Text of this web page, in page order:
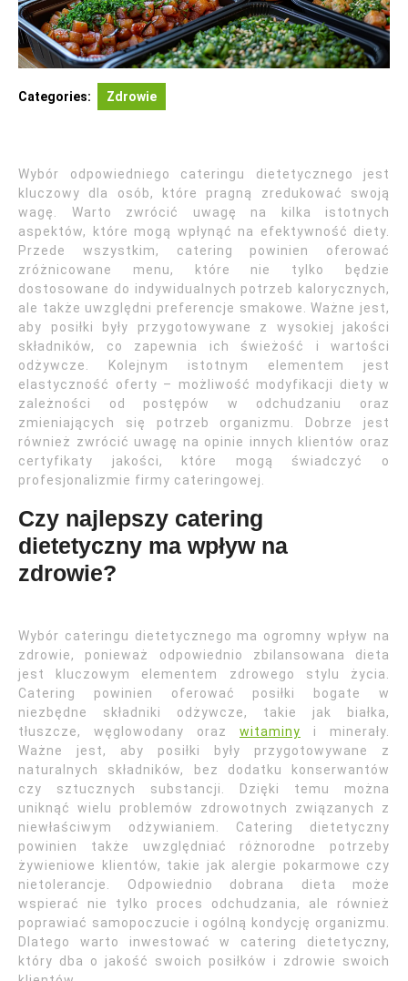
Categories: Zdrowie
Wybór odpowiedniego cateringu dietetycznego jest
kluczowy dla osób, które pragną zredukować swoją
wagę. Warto zwrócić uwagę na kilka istotnych
aspektów, które mogą wpłynąć na efektywność diety.
Przede wszystkim, catering powinien oferować
zróżnicowane menu, które nie tylko będzie
dostosowane do indywidualnych potrzeb kalorycznych,
ale także uwzględni preferencje smakowe. Ważne jest,
aby posiłki były przygotowywane z wysokiej jakości
składników, co zapewnia ich świeżość i wartości
odżywcze. Kolejnym istotnym elementem jest
elastyczność oferty – możliwość modyfikacji diety w
zależności od postępów w odchudzaniu oraz
zmieniających się potrzeb organizmu. Dobrze jest
również zwrócić uwagę na opinie innych klientów oraz
certyfikaty jakości, które mogą świadczyć o
profesjonalizmie firmy cateringowej.
Czy najlepszy catering
dietetyczny ma wpływ na
zdrowie?
Wybór cateringu dietetycznego ma ogromny wpływ na
zdrowie, ponieważ odpowiednio zbilansowana dieta
jest kluczowym elementem zdrowego stylu życia.
Catering powinien oferować posiłki bogate w
niezbędne składniki odżywcze, takie jak białka,
tłuszcze, węglowodany oraz witaminy i minerały.
Ważne jest, aby posiłki były przygotowywane z
naturalnych składników, bez dodatku konserwantów
czy sztucznych substancji. Dzięki temu można
uniknąć wielu problemów zdrowotnych związanych z
niewłaściwym odżywianiem. Catering dietetyczny
powinien także uwzględniać różnorodne potrzeby
żywieniowe klientów, takie jak alergie pokarmowe czy
nietolerancje. Odpowiednio dobrana dieta może
wspierać nie tylko proces odchudzania, ale również
poprawiać samopoczucie i ogólną kondycję organizmu.
Dlatego warto inwestować w catering dietetyczny,
który dba o jakość swoich posiłków i zdrowie swoich